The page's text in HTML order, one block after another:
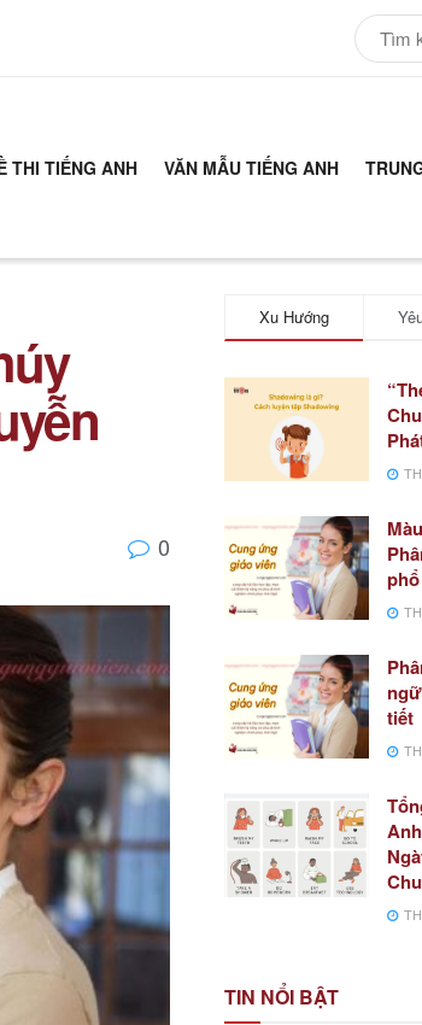
THI TIẾNG ANH VĂN MẪU TIẾNG ANH
0
Xu Hướng
tiết
TIN NỔI BẬT